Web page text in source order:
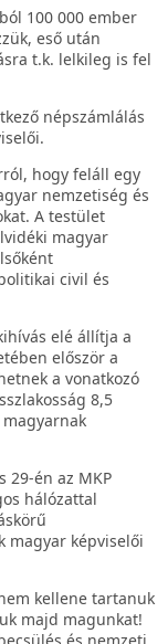
100 000 ember
eső után
t.k. lelkileg is fel
népszámlálás
hogy feláll egy
nemzetiség és
A testület
magyar
civil és
elé állítja a
először a
a vonatkozó
8,5
29-én az MKP
hálózattal
magyar képviselői
kellene tartanuk
majd magunkat!